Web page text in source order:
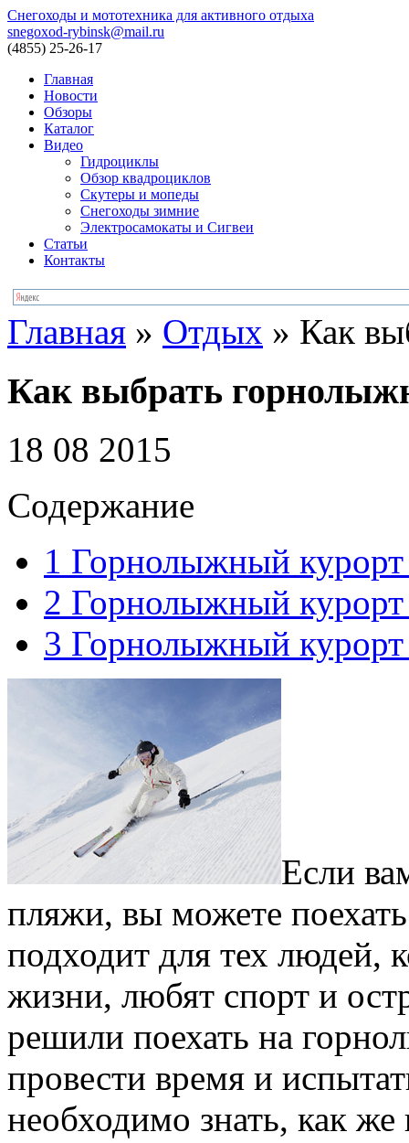
Снегоходы и мототехника для активного отдыха
snegoxod-rybinsk@mail.ru
(4855) 25-26-17
Главная
Новости
Обзоры
Каталог
Видео
Гидроциклы
Обзор квадроциклов
Скутеры и мопеды
Снегоходы зимние
Электросамокаты и Сигвеи
Статьи
Контакты
Главная » Отдых » Как
Как выбрать
18 08 2015
Содержание
1 Горнолыжный
2 Горнолыжный
3 Горнолыжный
Если
пляжи, вы можете
подходит для тех людей,
жизни, любят спорт и
решили поехать на
провести время и
необходимо знать, как